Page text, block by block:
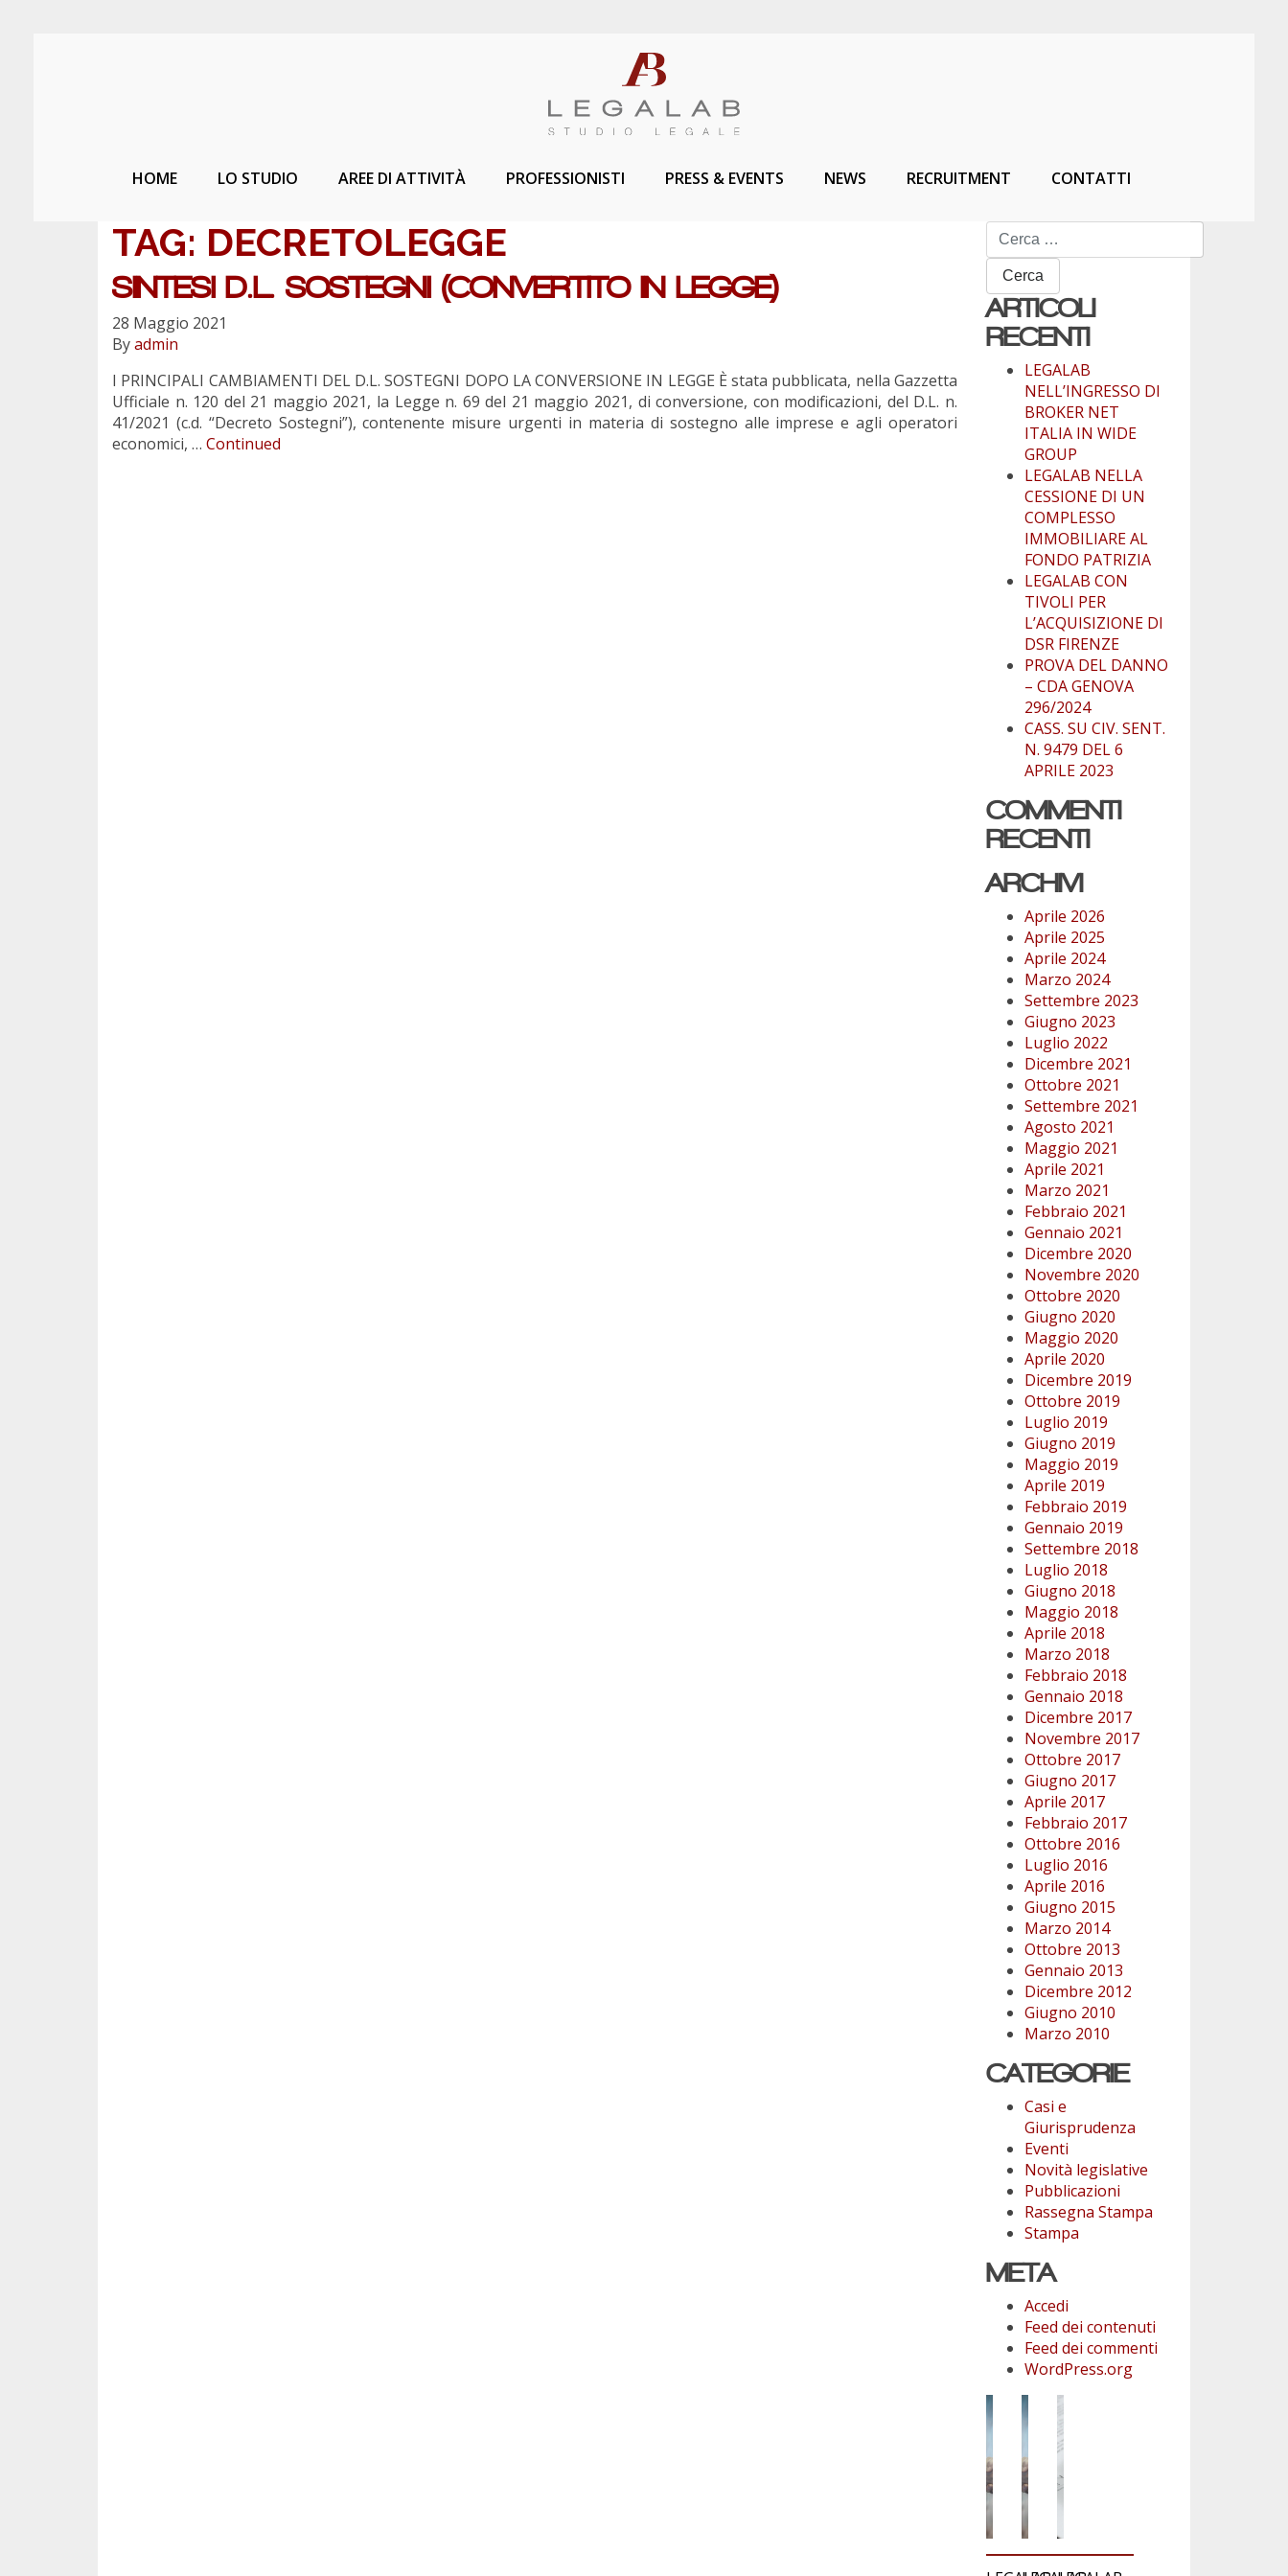
HOME LO STUDIO AREE DI ATTIVITÀ PROFESSIONISTI PRESS & EVENTS NEWS RECRUITMENT CONTATTI
TAG: DECRETOLEGGE
SINTESI D.L. SOSTEGNI (CONVERTITO IN LEGGE)
28 Maggio 2021
Byadmin
I PRINCIPALI CAMBIAMENTI DEL D.L. SOSTEGNI DOPO LA CONVERSIONE IN LEGGE È stata pubblicata, nella Gazzetta
Ufficiale n. 120 del 21 maggio 2021, la Legge n. 69 del 21 maggio 2021, di conversione, con modificazioni, del D.L. n.
41/2021 (c.d. “Decreto Sostegni”), contenente misure urgenti in materia di sostegno alle imprese e agli operatori
economici, … Continued
ARTICOLI
RECENTI
LEGALAB
NELL’INGRESSO DI
BROKER NET
ITALIA IN WIDE
GROUP
LEGALAB NELLA
CESSIONE DI UN
COMPLESSO
IMMOBILIARE AL
FONDO PATRIZIA
LEGALAB CON
TIVOLI PER
L’ACQUISIZIONE DI
DSR FIRENZE
PROVA DEL DANNO
– CDA GENOVA
296/2024
CASS. SU CIV. SENT.
N. 9479 DEL 6
APRILE 2023
COMMENTI
RECENTI
ARCHIVI
Aprile 2026
Aprile 2025
Aprile 2024
Marzo 2024
Settembre 2023
Giugno 2023
Luglio 2022
Dicembre 2021
Ottobre 2021
Settembre 2021
Agosto 2021
Maggio 2021
Aprile 2021
Marzo 2021
Febbraio 2021
Gennaio 2021
Dicembre 2020
Novembre 2020
Ottobre 2020
Giugno 2020
Maggio 2020
Aprile 2020
Dicembre 2019
Ottobre 2019
Luglio 2019
Giugno 2019
Maggio 2019
Aprile 2019
Febbraio 2019
Gennaio 2019
Settembre 2018
Luglio 2018
Giugno 2018
Maggio 2018
Aprile 2018
Marzo 2018
Febbraio 2018
Gennaio 2018
Dicembre 2017
Novembre 2017
Ottobre 2017
Giugno 2017
Aprile 2017
Febbraio 2017
Ottobre 2016
Luglio 2016
Aprile 2016
Giugno 2015
Marzo 2014
Ottobre 2013
Gennaio 2013
Dicembre 2012
Giugno 2010
Marzo 2010
CATEGORIE
Casi e
Giurisprudenza
Eventi
Novità legislative
Pubblicazioni
Rassegna Stampa
Stampa
META
Accedi
Feed dei contenuti
Feed dei commenti
WordPress.org